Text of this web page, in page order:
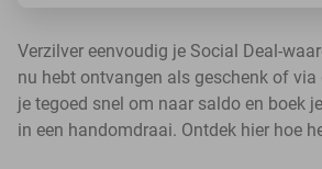
Verzilver eenvoudig je Social Deal-
nu hebt ontvangen als geschenk of
je tegoed snel om naar saldo en boek
in een handomdraai. Ontdek hier hoe